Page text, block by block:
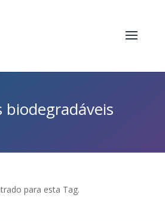
biodegradáveis
para esta Tag.